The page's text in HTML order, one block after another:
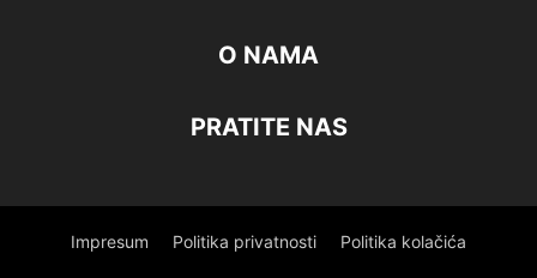
O NAMA
PRATITE NAS
Impresum Politika privatnosti Politika kolačića